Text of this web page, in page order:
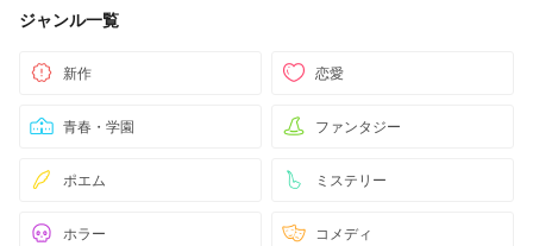
ジャンル一覧
新作 恋愛
青春・学園 ファンタジー
ポエム ミステリー
ホラー コメディ